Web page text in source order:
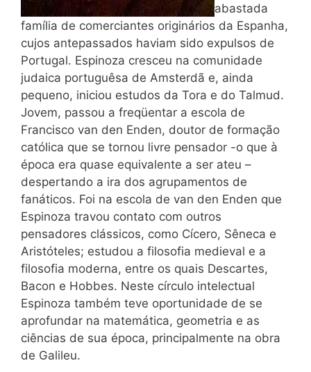
abastada
família de comerciantes originários da Espanha,
cujos antepassados haviam sido expulsos de
Portugal. Espinoza cresceu na comunidade
judaica portuguêsa de Amsterdã e, ainda
pequeno, iniciou estudos da Tora e do Talmud.
Jovem, passou a freqüentar a escola de
Francisco van den Enden, doutor de formação
católica que se tornou livre pensador -o que à
época era quase equivalente a ser ateu –
despertando a ira dos agrupamentos de
fanáticos. Foi na escola de van den Enden que
Espinoza travou contato com outros
pensadores clássicos, como Cícero, Sêneca e
Aristóteles; estudou a filosofia medieval e a
filosofia moderna, entre os quais Descartes,
Bacon e Hobbes. Neste círculo intelectual
Espinoza também teve oportunidade de se
aprofundar na matemática, geometria e as
ciências de sua época, principalmente na obra
de Galileu.